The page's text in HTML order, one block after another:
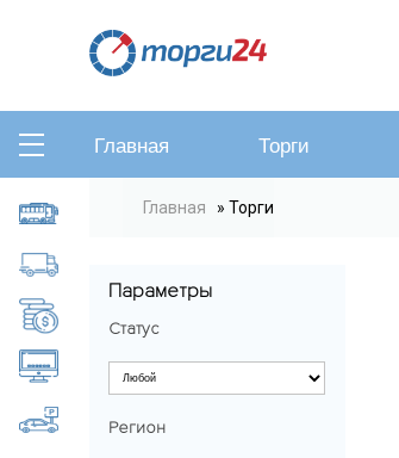
Главная Торги
Автобусы, микроавтобусы
Компьютеры, оргтехника
Легковые автомобили
Вы здесь
Главная » Торги
Параметры
Статус
Регион